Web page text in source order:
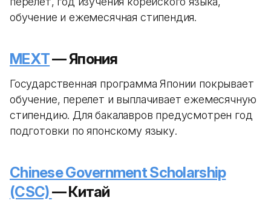
обучение и ежемесячная стипендия.
MEXT— Япония
Государственная программа Японии покрывает
обучение, перелет и выплачивает ежемесячную
стипендию. Для бакалавров предусмотрен год
подготовки по японскому языку.
Chinese Government Scholarship
(CSC)— Китай